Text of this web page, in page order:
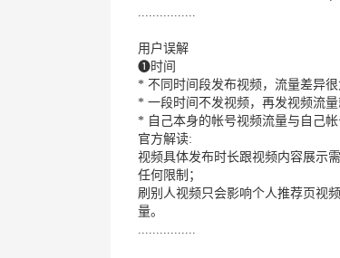
................
用户误解
❶时间
* 不同时间段发布视频，流量差异很
* 一段时间不发视频，再发视频流量
* 自己本身的帐号视频流量与自己
官方解读:
视频具体发布时长跟视频内容展示
任何限制；
刷别人视频只会影响个人推荐页视
量。
................